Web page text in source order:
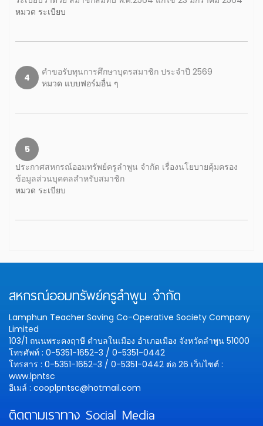
หมวด ระเบียบ
4
คำขอรับทุนการศึกษาบุตรสมาชิก ประจำปี 2569
หมวด แบบฟอร์มอื่น ๆ
5
ประกาศสหกรณ์ออมทรัพย์ครูลำพูน จำกัด เรื่องนโยบายคุ้มครอง
ข้อมูลส่วนบุคคลสำหรับสมาชิก
หมวด ระเบียบ
สหกรณ์ออมทรัพย์ครูลำพูน จำกัด
Lamphun Teacher Saving Co-Operative Society Company
Limited
103/1 ถนนพระคงฤาษี ตำบลในเมือง อำเภอเมือง จังหวัดลำพูน 51000
โทรศัพท์ : 0-5351-1652-3 / 0-5351-0442
โทรสาร : 0-5351-1652-3 / 0-5351-0442 ต่อ 26 เว็บไซต์ :
www.lpntsc
อีเมล์ : cooplpntsc@hotmail.com
ติดตามเราทาง Social Media